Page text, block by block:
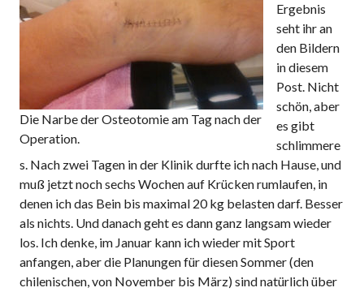
Die Narbe der Osteotomie am Tag nach der
Operation.
Ergebnis
seht ihr an
den Bildern
in diesem
Post. Nicht
schön, aber
es gibt
schlimmere
s. Nach zwei Tagen in der Klinik durfte ich nach Hause, und
muß jetzt noch sechs Wochen auf Krücken rumlaufen, in
denen ich das Bein bis maximal 20 kg belasten darf. Besser
als nichts. Und danach geht es dann ganz langsam wieder
los. Ich denke, im Januar kann ich wieder mit Sport
anfangen, aber die Planungen für diesen Sommer (den
chilenischen, von November bis März) sind natürlich über